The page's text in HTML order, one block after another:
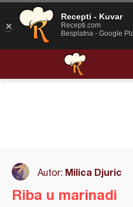
Autor: Milica Djuric
Riba u marinadi
Recepti - Kuvar
Recepti.com
Besplatna - Google